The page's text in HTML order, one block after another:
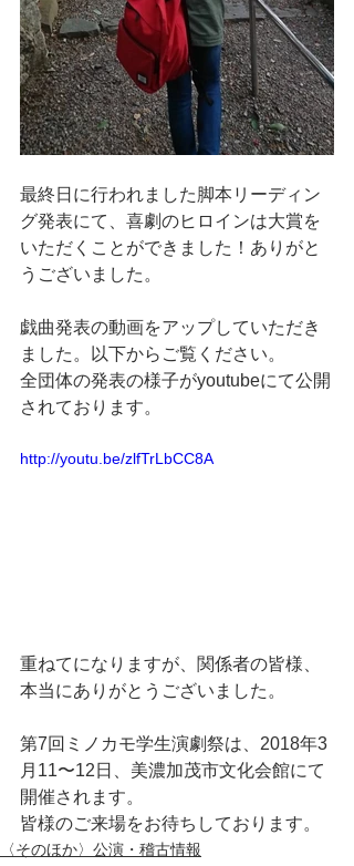
最終日に行われました脚本リーディン
グ発表にて、喜劇のヒロインは大賞を
いただくことができました！ありがと
うございました。
戯曲発表の動画をアップしていただき
ました。以下からご覧ください。
全団体の発表の様子がyoutubeにて公開
されております。
http://youtu.be/zlfTrLbCC8A
重ねてになりますが、関係者の皆様、
本当にありがとうございました。
第7回ミノカモ学生演劇祭は、2018年3
月11〜12日、美濃加茂市文化会館にて
開催されます。
皆様のご来場をお待ちしております。
〈そのほか〉公演・稽古情報